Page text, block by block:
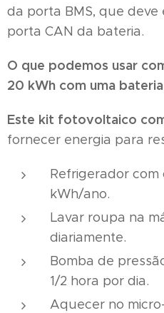
da porta BMS, que
porta CAN da bateria.
O que podemos usar
20 kWh com uma
Este kit fotovoltaico
fornecer energia para
Refrigerador
kWh/ano.
Lavar roupa na
diariamente.
Bomba de
1/2 hora por dia.
Aquecer no